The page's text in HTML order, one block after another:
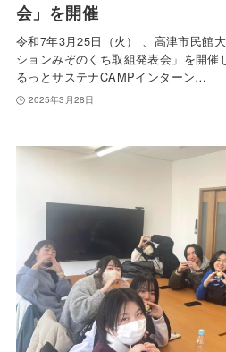
会」を開催
令和7年3月25日（火） 、高津市民館
ションみぞのくち取組発表会」を開催
るっとサステナCAMPインターン…
2025年3月28日